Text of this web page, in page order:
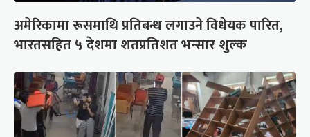
अमेरिकामा रूसमाथि प्रतिबन्ध लगाउने विधेयक पारित,
भारतसहित ५ देशमा शतप्रतिशत भन्सार शुल्क